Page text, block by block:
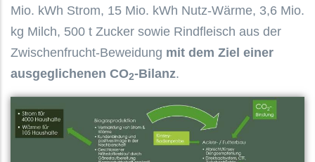
Mio. kWh Strom, 15 Mio. kWh Nutz-Wärme, 3,6 Mio.
kg Milch, 500 t Zucker sowie Rindfleisch aus der
Zwischenfrucht-Beweidung mit dem Ziel einer
ausgeglichenen CO2-Bilanz.